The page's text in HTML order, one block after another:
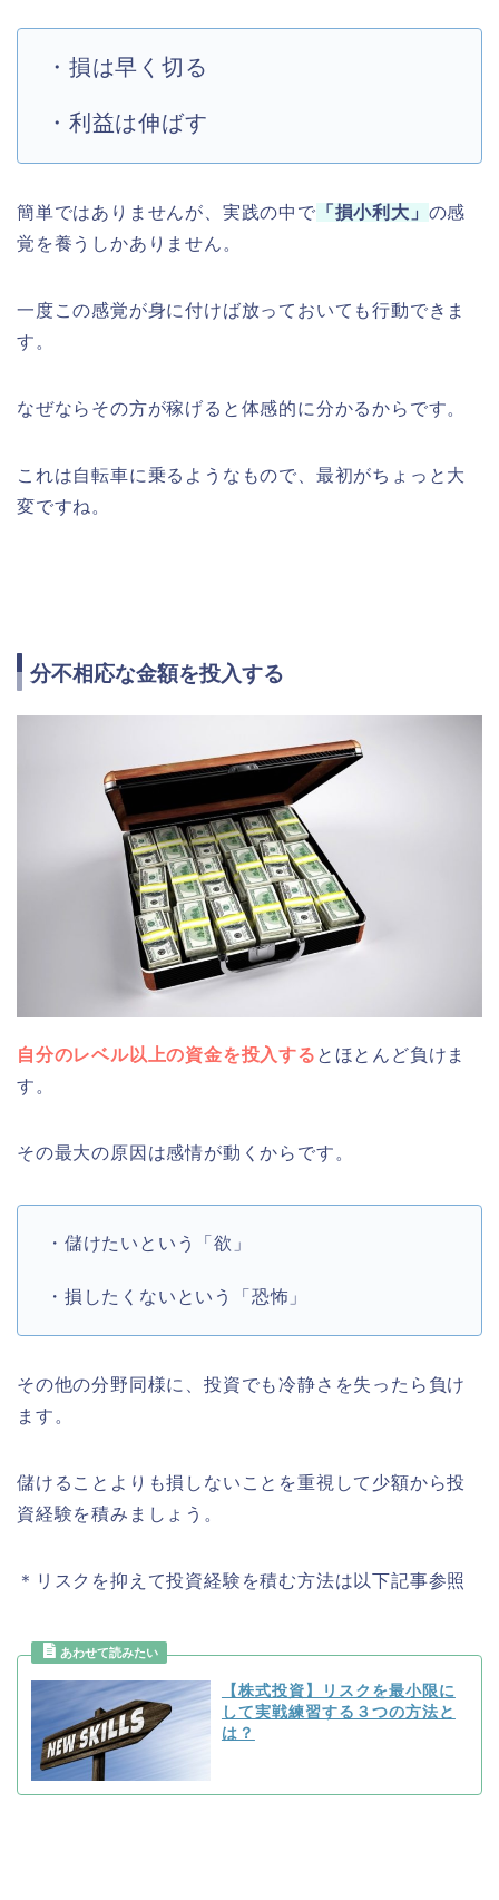
・損は早く切る
・利益は伸ばす
簡単ではありませんが、実践の中で 「損小利大」 の感
覚を養うしかありません。
一度この感覚が身に付けば放っておいても行動できま
す。
なぜならその方が稼げると体感的に分かるからです。
これは自転車に乗るようなもので、最初がちょっと大
変ですね。
分不相応な金額を投入する
自分のレベル以上の資金を投入する とほとんど負けま
す。
その最大の原因は感情が動くからです。
・儲けたいという「欲」
・損したくないという「恐怖」
その他の分野同様に、投資でも冷静さを失ったら負け
ます。
儲けることよりも損しないことを重視して少額から投
資経験を積みましょう。
＊リスクを抑えて投資経験を積む方法は以下記事参照
【株式投資】リスクを最小限に
して実戦練習する３つの方法と
は？